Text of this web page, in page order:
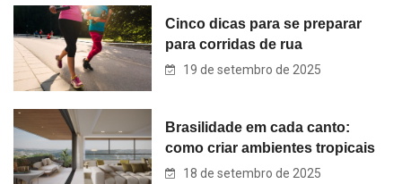
Cinco dicas para se preparar
para corridas de rua
19 de setembro de 2025
Brasilidade em cada canto:
como criar ambientes tropicais
18 de setembro de 2025